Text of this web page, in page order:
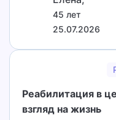
45 лет
25.07.2026
Реабилитация в
взгляд на жизнь